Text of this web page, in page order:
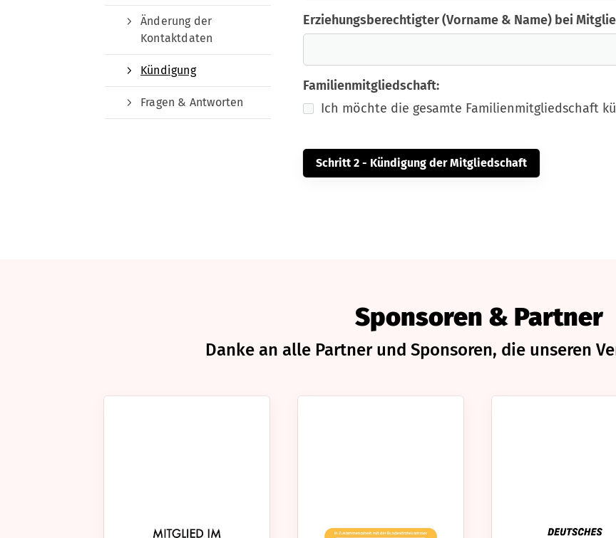
Erziehungsberechtigter (Vorname & Name) bei
Familienmitgliedschaft:
Ich möchte die gesamte Familienmitgliedschaft
Änderung der
Kontaktdaten
Kündigung
Fragen & Antworten
Sponsoren & Partner
Danke an alle Partner und Sponsoren, die unseren